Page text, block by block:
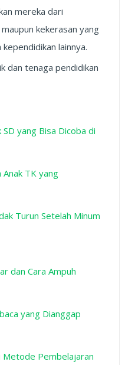
mereka dari
kekerasan yang
lainnya.
dan tenaga pendidikan
yang Bisa Dicoba di
TK yang
Turun Setelah Minum
dan Cara Ampuh
yang Dianggap
Metode Pembelajaran